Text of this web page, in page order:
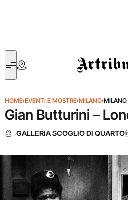
Artribune
HOME›EVENTI E MOSTRE›MILANO›MILANO
Gian Butturini –
GALLERIA SCOGLIO DI QUARTO